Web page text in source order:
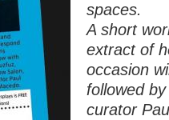
spaces.
A short
extract of
occasion
followed
curator